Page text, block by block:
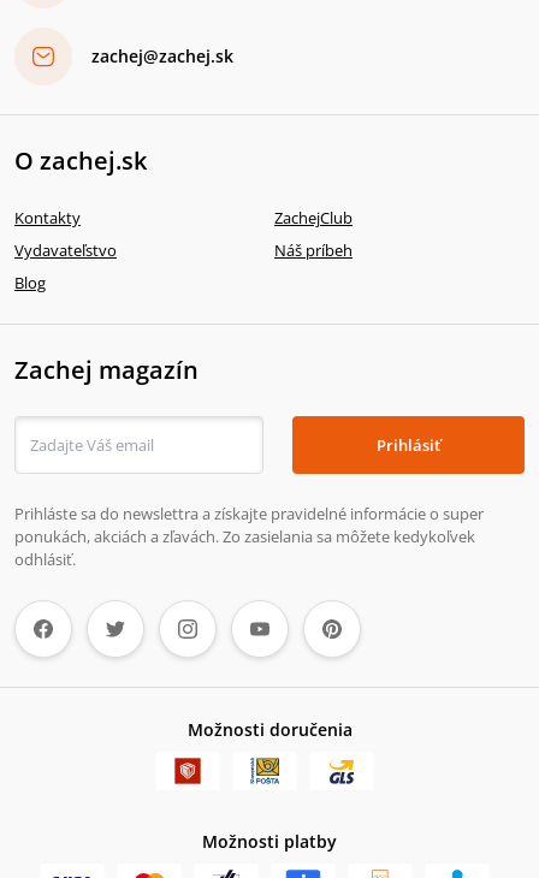
zachej@zachej.sk
O zachej.sk
Kontakty
ZachejClub
Vydavateľstvo
Náš príbeh
Blog
Zachej magazín
Prihlásiť
Prihláste sa do newslettra a získajte pravidelné informácie o super
ponukách, akciách a zľavách. Zo zasielania sa môžete kedykoľvek
odhlásiť.
Možnosti doručenia
Možnosti platby